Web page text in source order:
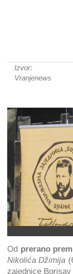
Izvor:
Vranjenews
Od prerano
Nikolića Džimija
zajednice